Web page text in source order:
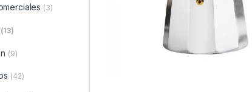
(3)
(13)
(9)
(42)